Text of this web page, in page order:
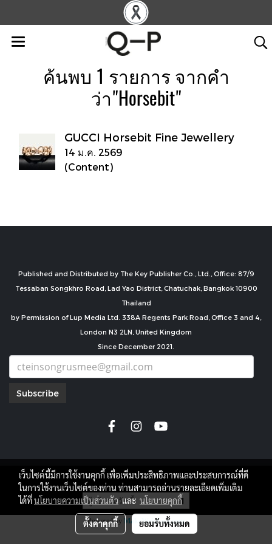
ค้นพบ 1 รายการ จากคำ
ว่า"Horsebit"
GUCCI Horsebit Fine Jewellery
14 ม.ค. 2569
(Content)
Published and Distributed by The Key Publisher Co., Ltd., Office: 87/9
Tessaban Songkhro Road, Lad Yao District, Chatuchak, Bangkok 10900
Thailand
by Permission of Lup Media Ltd. 338A Regents Park Road, Office 3 and 4,
London N3 2LN, United Kingdom
Since December 2021.
Subscribe
copyright by
ผู้เข้าชมวันนี้
1
Powered by MakeWebEasy.com
เว็บไซต์นี้มีการใช้งานคุกกี้ เพื่อเพิ่มประสิทธิภาพและประสบการณ์ที่ดี
ในการใช้งานเว็บไซต์ของท่าน ท่านสามารถอ่านรายละเอียดเพิ่มเติม
ได้ที่นโยบายความเป็นส่วนตัวและ นโยบายคุกกี้
ตั้งค่าคุกกี้ ยอมรับทั้งหมด